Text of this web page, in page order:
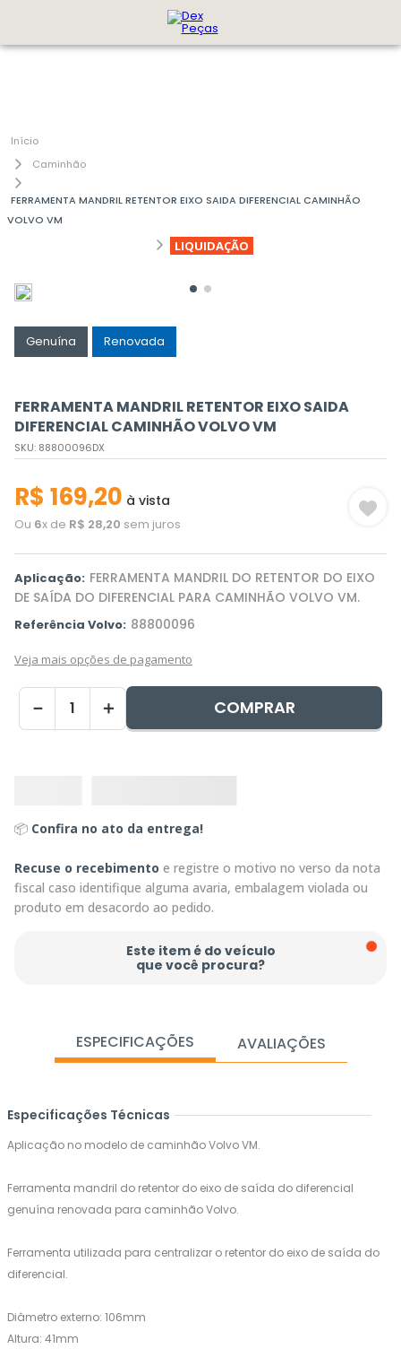
Caminhão
FERRAMENTA MANDRIL RETENTOR EIXO SAIDA DIFERENCIAL CAMINHÃO
VOLVO VM
LIQUIDAÇÃO
Genuína Renovada
FERRAMENTA MANDRIL RETENTOR EIXO SAIDA
DIFERENCIAL CAMINHÃO VOLVO VM
SKU: 88800096DX
R$ 169,20 à vista
Ou 6x de R$ 28,20 sem juros
Aplicação: FERRAMENTA MANDRIL DO RETENTOR DO EIXO
DE SAÍDA DO DIFERENCIAL PARA CAMINHÃO VOLVO VM.
Referência Volvo: 88800096
Veja mais opções de pagamento
＋
－ COMPRAR
📦 Confira no ato da entrega!
Recuse o recebimento e registre o motivo no verso da nota
fiscal caso identifique alguma avaria, embalagem violada ou
produto em desacordo ao pedido.
Este item é do veículo
que você procura?
ESPECIFICAÇÕES AVALIAÇÕES
Especificações Técnicas
Aplicação no modelo de caminhão Volvo VM.
Ferramenta mandril do retentor do eixo de saída do diferencial
genuína renovada para caminhão Volvo.
Ferramenta utilizada para centralizar o retentor do eixo de saída do
diferencial.
Diâmetro externo: 106mm
Altura: 41mm